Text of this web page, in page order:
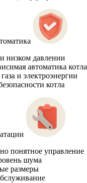
низком давлении
автоматика котла
и электроэнергии
котла
понятное управление
шума
размеры